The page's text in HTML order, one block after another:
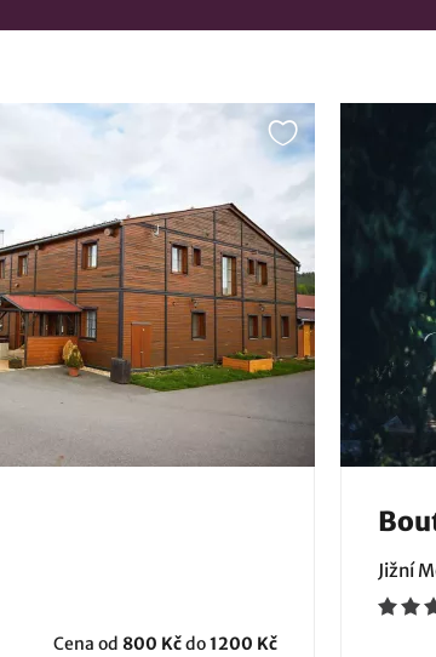
Cena od 800 Kčdo1200 Kč
Jižní